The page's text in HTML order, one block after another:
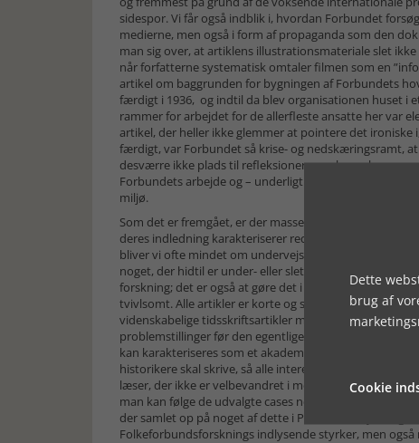
sidespor. Vi får også indblik i, hvordan Forbundet
medierne, men også i form af propaganda som den
man sig over, at artiklens illustrationsmateriale slet
når forfatterne systematisk omtaler filmen som en
artikel om baggrunden for bygningen af Forbundets
færdigt i 1936, og indtil da blev organisationen huset i
rammer for arbejdet for de allerfleste ansatte her var
artikel, der heller ikke glemmer at pointere det
færdigt, var Forbundet så krise- og nedskæringsramt,
desværre ikke plads til refleksioner over
Forbundets arbejde og – underligt nok – heller ikke til
miljø.
Som det er fremgået, er der masser af spændende
deres indledning karakteriserer redaktørerne
bliver vi ofte mindet om undervejs, for i mange af
noget, der hidtil er under- eller slet ikke udforsket.
forskning; det er også at gøre det i ”a broad, easy-
tvivlsomt. Alle artikler er korte og stramme, men
videnskabelige tidsskriftsartikler med
problemstillinger før den egentlige analyse. Det bliver
kan karakteriseres som et akademisk engelsk, som
historikere skal skrive, så alle interesserede uden
læser, der ikke er velbevandret i mellemkrigstidens
man kan følge de udvalgte cases netop som
der samlet op på noget af dette i Patrick Finneys
Folkeforbundsforsknings indlysende styrker, men også
Dette
brug af
Cookie